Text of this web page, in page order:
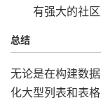
有强大的社
总结
无论是在构建数
化大型列表和表